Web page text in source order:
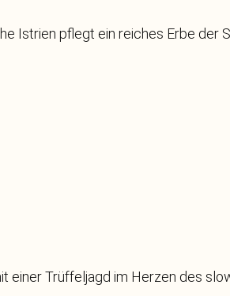
Istrien pflegt ein reiches Erbe der
einer Trüffeljagd im Herzen des